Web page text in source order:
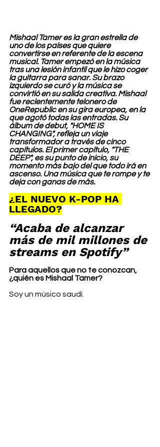
Mishaal Tamer es la gran estrella de
uno de los países que quiere
convertirse en referente de la escena
musical. Tamer empezó en la música
tras una lesión infantil que le hizo coger
la guitarra para sanar. Su brazo
izquierdo se curó y la música se
convirtió en su salida creativa. Mishaal
fue recientemente telonero de
OneRepublic en su gira europea, en la
que agotó todas las entradas. Su
álbum de debut, "HOME IS
CHANGING", refleja un viaje
transformador a través de cinco
capítulos. El primer capítulo, "THE
DEEP", es su punto de inicio, su
momento más bajo del que todo irá en
ascenso. Una música que te rompe y te
deja con ganas de más.
¿EL NUEVO K-POP HA
LLEGADO?
“Acaba de alcanzar
más de mil millones de
streams en Spotify”
Para aquellos que no te conozcan,
¿quién es Mishaal Tamer?
Soy un músico saudí.